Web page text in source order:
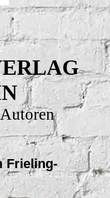
Frieling-